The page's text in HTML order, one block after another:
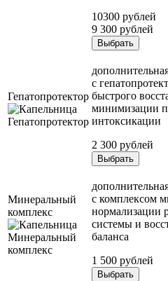
10300 рублей
9 300 рублей
Выбрать
Гепатопротектор
с
быстрого
минимизации
интоксикации
2 300 рублей
Выбрать
Минеральный
комплекс
с комплексом
нормализации
системы и
баланса
1 500 рублей
Выбрать